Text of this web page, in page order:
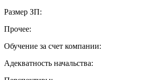
Размер ЗП:
Прочее:
Обучение за счет компании:
Адекватность начальства: